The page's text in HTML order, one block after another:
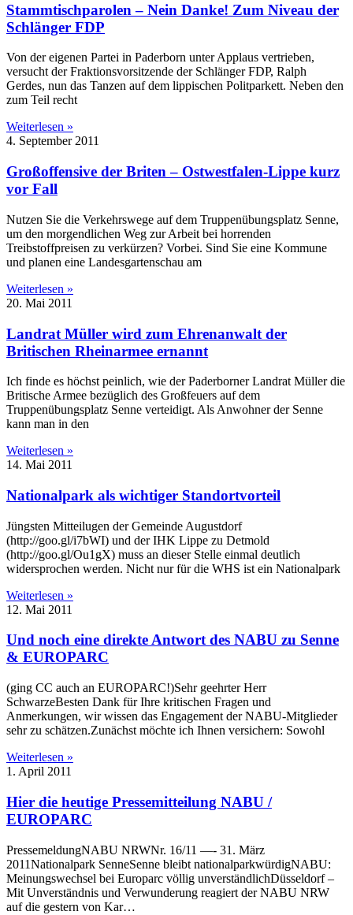
Stammtischparolen – Nein Danke! Zum Niveau der
Schlänger FDP
Von der eigenen Partei in Paderborn unter Applaus vertrieben,
versucht der Fraktionsvorsitzende der Schlänger FDP, Ralph
Gerdes, nun das Tanzen auf dem lippischen Politparkett. Neben den
zum Teil recht
Weiterlesen »
4. September 2011
Großoffensive der Briten – Ostwestfalen-Lippe kurz
vor Fall
Nutzen Sie die Verkehrswege auf dem Truppenübungsplatz Senne,
um den morgendlichen Weg zur Arbeit bei horrenden
Treibstoffpreisen zu verkürzen? Vorbei. Sind Sie eine Kommune
und planen eine Landesgartenschau am
Weiterlesen »
20. Mai 2011
Landrat Müller wird zum Ehrenanwalt der
Britischen Rheinarmee ernannt
Ich finde es höchst peinlich, wie der Paderborner Landrat Müller die
Britische Armee bezüglich des Großfeuers auf dem
Truppenübungsplatz Senne verteidigt. Als Anwohner der Senne
kann man in den
Weiterlesen »
14. Mai 2011
Nationalpark als wichtiger Standortvorteil
Jüngsten Mitteilugen der Gemeinde Augustdorf
(http://goo.gl/i7bWI) und der IHK Lippe zu Detmold
(http://goo.gl/Ou1gX) muss an dieser Stelle einmal deutlich
widersprochen werden. Nicht nur für die WHS ist ein Nationalpark
Weiterlesen »
12. Mai 2011
Und noch eine direkte Antwort des NABU zu Senne
& EUROPARC
(ging CC auch an EUROPARC!)Sehr geehrter Herr
SchwarzeBesten Dank für Ihre kritischen Fragen und
Anmerkungen, wir wissen das Engagement der NABU-Mitglieder
sehr zu schätzen.Zunächst möchte ich Ihnen versichern: Sowohl
Weiterlesen »
1. April 2011
Hier die heutige Pressemitteilung NABU /
EUROPARC
PressemeldungNABU NRWNr. 16/11 —- 31. März
2011Nationalpark SenneSenne bleibt nationalparkwürdigNABU:
Meinungswechsel bei Europarc völlig unverständlichDüsseldorf –
Mit Unverständnis und Verwunderung reagiert der NABU NRW
auf die gestern von Kar…